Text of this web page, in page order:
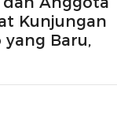
Kunjungan
Baru,